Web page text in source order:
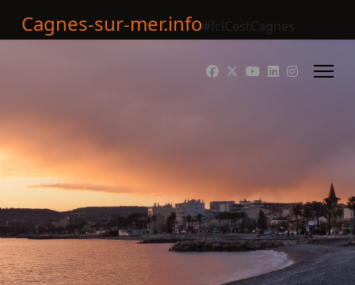
Cagnes-sur-mer.info#IciCestCagnes